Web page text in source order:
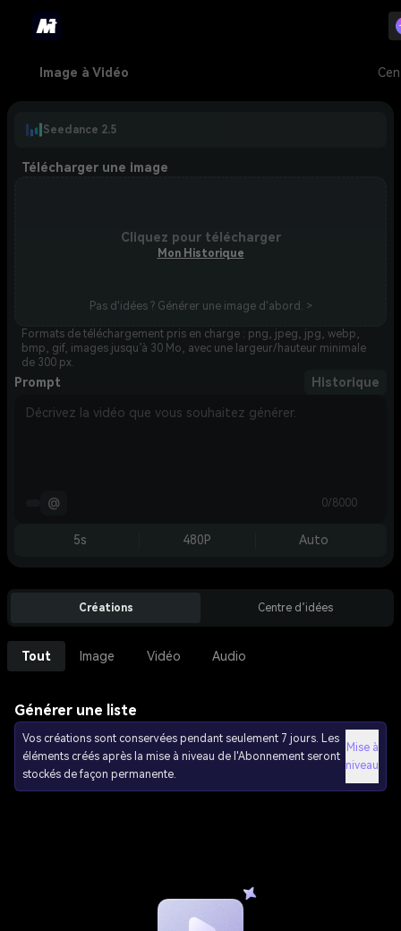
Image à Vidéo
Seedance 2.5
Télécharger une image
Cliquez pour télécharger
Mon Historique
Pas d'idées ? Générer une image d'abord. >
Formats de téléchargement pris en charge : png, jpeg, jpg, webp,
bmp, gif, images jusqu’à 30 Mo, avec une largeur/hauteur minimale
de 300 px.
Prompt Historique
@ 0/8000
5s 480P Auto
Créations Centre d’idées
Tout Image Vidéo Audio
Générer une liste
Vos créations sont conservées pendant seulement 7 jours. Les
éléments créés après la mise à niveau de l'Abonnement seront
stockés de façon permanente.
Mise à
niveau